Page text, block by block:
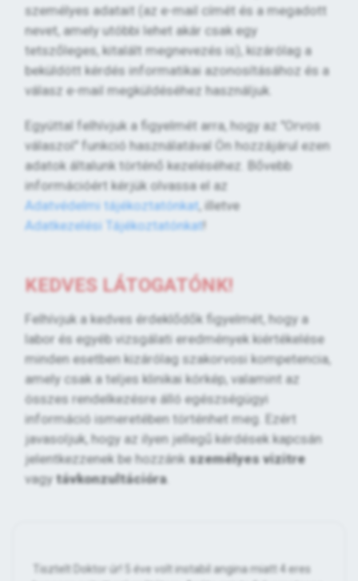
személyes adatait (az e-mail címét és a megadott
nevet, amely utóbbi lehet akár csak egy
tetszőleges, kitalált megnevezés is), kizárólag a
beküldött kérdés informatikai azonosításához és a
válasz e-mail megküldéséhez használjuk.
Egyúttal felhívjuk a figyelmét arra, hogy az "Orvos
válaszol" funkció használatával Ön hozzájárul ezen
adatok általunk történő kezeléséhez. Bővebb
információért kérjük olvassa el az
Adatvédelmi tájékoztatónkat, illetve
Adatkezelési Tájékoztatónkat!
KEDVES LÁTOGATÓNK!
Felhívjuk a kedves érdeklődők figyelmét, hogy a
labor és egyéb vizsgálati eredmények kiértékelése
minden esetben kizárólag szakorvosi kompetencia,
amely csak a teljes klinikai kórkép, valamint az
összes rendelkezésre álló egészségügyi
információ ismeretében történhet meg. Ezért
javasoljuk, hogy az ilyen jellegű kérdések kapcsán
jelentkezzenek be hozzánk személyes vizitre
vagy távkonzultációra.
Tisztelt Doktor úr! 5 éve volt instabil angina miatt 4 eres